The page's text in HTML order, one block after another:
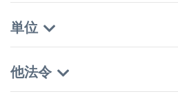
単位
他法令